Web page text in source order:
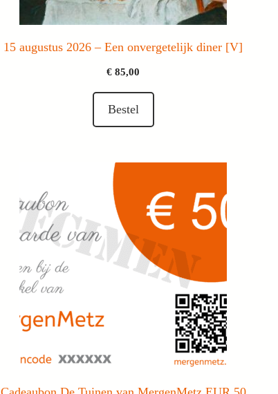
15 augustus 2026 – Een onvergetelijk diner [V]
€ 85,00
Bestel